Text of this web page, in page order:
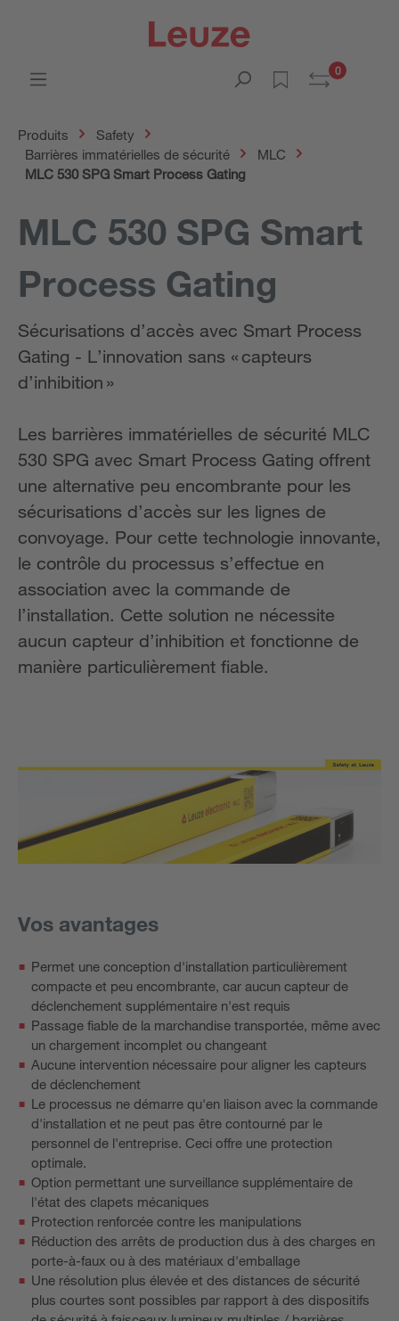
0
Produits
Safety
Barrières immatérielles de sécurité
MLC
MLC 530 SPG Smart Process Gating
MLC 530 SPG Smart
Process Gating
Sécurisations d’accès avec Smart Process
Gating - L’innovation sans « capteurs
d’inhibition »
Les barrières immatérielles de sécurité MLC
530 SPG avec Smart Process Gating offrent
une alternative peu encombrante pour les
sécurisations d’accès sur les lignes de
convoyage. Pour cette technologie innovante,
le contrôle du processus s’effectue en
association avec la commande de
l’installation. Cette solution ne nécessite
aucun capteur d’inhibition et fonctionne de
manière particulièrement fiable.
Vos avantages
Permet une conception d'installation particulièrement
compacte et peu encombrante, car aucun capteur de
déclenchement supplémentaire n'est requis
Passage fiable de la marchandise transportée, même avec
un chargement incomplet ou changeant
Aucune intervention nécessaire pour aligner les capteurs
de déclenchement
Le processus ne démarre qu'en liaison avec la commande
d'installation et ne peut pas être contourné par le
personnel de l'entreprise. Ceci offre une protection
optimale.
Option permettant une surveillance supplémentaire de
l'état des clapets mécaniques
Protection renforcée contre les manipulations
Réduction des arrêts de production dus à des charges en
porte-à-faux ou à des matériaux d'emballage
Une résolution plus élevée et des distances de sécurité
plus courtes sont possibles par rapport à des dispositifs